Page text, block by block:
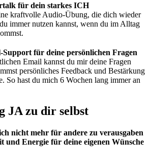
für dein starkes ICH
kraftvolle Audio-Übung, die dich wieder
immer nutzen kannst, wenn du im Alltag
Support für deine persönlichen Fragen
Email kannst du mir deine Fragen
persönliches Feedback und Bestärkung
So hast du mich 6 Wochen lang immer an
JA zu dir selbst
nicht mehr für andere zu verausgaben
und Energie für deine eigenen Wünsche